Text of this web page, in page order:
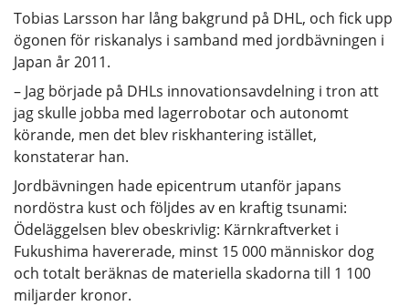
Tobias Larsson har lång bakgrund på DHL, och fick upp
ögonen för riskanalys i samband med jordbävningen i
Japan år 2011.
– Jag började på DHLs innovationsavdelning i tron att
jag skulle jobba med lagerrobotar och autonomt
körande, men det blev riskhantering istället,
konstaterar han.
Jordbävningen hade epicentrum utanför japans
nordöstra kust och följdes av en kraftig tsunami:
Ödeläggelsen blev obeskrivlig: Kärnkraftverket i
Fukushima havererade, minst 15 000 människor dog
och totalt beräknas de materiella skadorna till 1 100
miljarder kronor.